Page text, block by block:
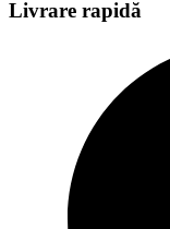
Livrare rapidă